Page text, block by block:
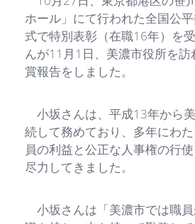
ホール」にて行われた全国公
式で特別表彰（在職16年）を
んが11月1日、美濃市役所を
賞報告をしました。
小坂さんは、平成13年から
続して務めており、多年にわ
員の利益と公正な人事権の行
尽力してきました。
小坂さんは「美濃市では職